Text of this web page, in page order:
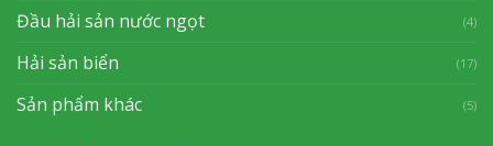
Đầu hải sản nước ngọt (4)
Hải sản biển (17)
Sản phẩm khác (5)